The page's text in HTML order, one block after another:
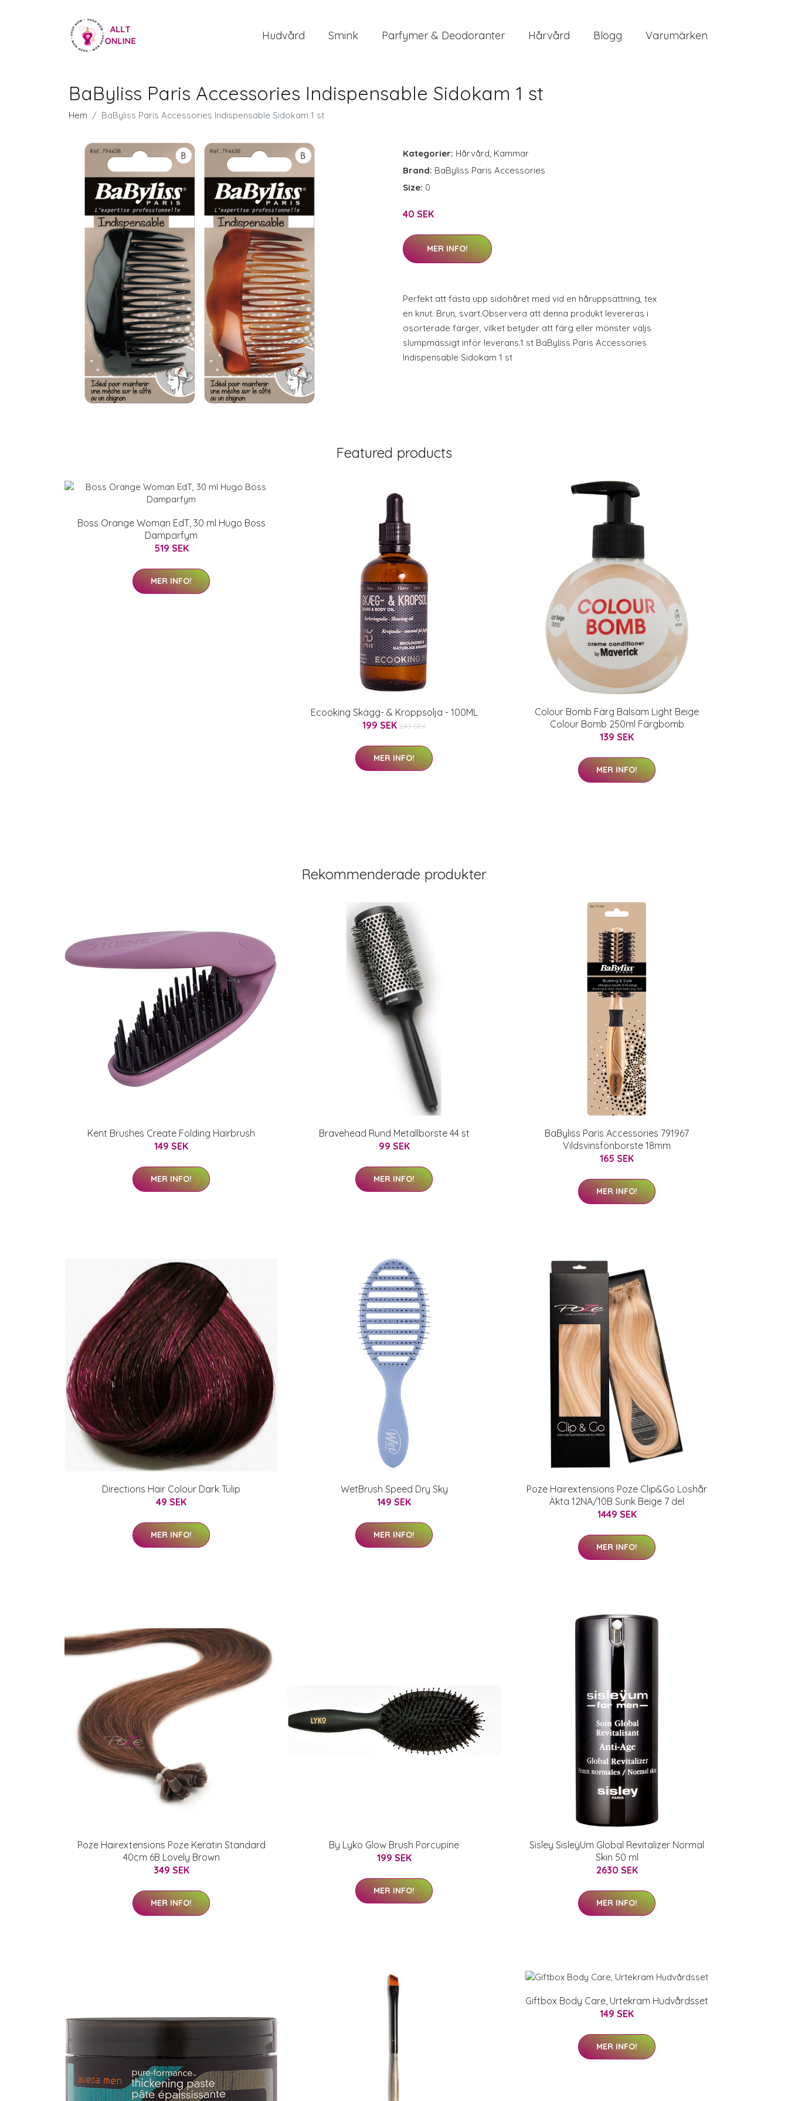
Hudvård Smink Parfymer & Deodoranter Hårvård Blogg Varumärken
BaByliss Paris Accessories Indispensable Sidokam 1 st
Hem BaByliss Paris Accessories Indispensable Sidokam 1 st
Kategorier: Hårvård, Kammar
Brand: BaByliss Paris Accessories
Size: 0
40 SEK
MER INFO!
Perfekt att fästa upp sidohåret med vid en håruppsättning, tex
en knut. Brun, svart.Observera att denna produkt levereras i
osorterade färger, vilket betyder att färg eller mönster väljs
slumpmässigt inför leverans.1 st BaByliss Paris Accessories
Indispensable Sidokam 1 st
Featured products
Boss Orange Woman EdT, 30 ml Hugo Boss
Damparfym
519 SEK
MER INFO!
Ecooking Skägg- & Kroppsolja - 100ML
199 SEK 249 SEK
MER INFO!
Colour Bomb Färg Balsam Light Beige
Colour Bomb 250ml Färgbomb
139 SEK
MER INFO!
Rekommenderade produkter
Kent Brushes Create Folding Hairbrush
149 SEK
MER INFO!
Bravehead Rund Metallborste 44 st
99 SEK
MER INFO!
BaByliss Paris Accessories 791967
Vildsvinsfönborste 18mm
165 SEK
MER INFO!
Directions Hair Colour Dark Tulip
49 SEK
MER INFO!
WetBrush Speed Dry Sky
149 SEK
MER INFO!
Poze Hairextensions Poze Clip&Go Löshår
Äkta 12NA/10B Sunk Beige 7 del
1449 SEK
MER INFO!
Poze Hairextensions Poze Keratin Standard
40cm 6B Lovely Brown
349 SEK
MER INFO!
By Lyko Glow Brush Porcupine
199 SEK
MER INFO!
Sisley SisleÿUm Global Revitalizer Normal
Skin 50 ml
2630 SEK
MER INFO!
Giftbox Body Care, Urtekram Hudvårdsset
149 SEK
MER INFO!